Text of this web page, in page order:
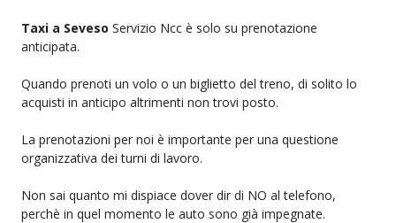
Taxi a Seveso Servizio Ncc è solo su prenotazione
anticipata.
Quando prenoti un volo o un biglietto del treno, di solito lo
acquisti in anticipo altrimenti non trovi posto.
La prenotazioni per noi è importante per una questione
organizzativa dei turni di lavoro.
Non sai quanto mi dispiace dover dir di NO al telefono,
perchè in quel momento le auto sono già impegnate.